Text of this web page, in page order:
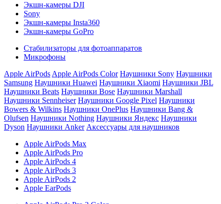
Экшн-камеры DJI
Sony
Экшн-камеры Insta360
Экшн-камеры GoPro
Стабилизаторы для фотоаппаратов
Микрофоны
Apple AirPods Apple AirPods Color Наушники Sony Наушники
Samsung Наушники Huawei Наушники Xiaomi Наушники JBL
Наушники Beats Наушники Bose Наушники Marshall
Наушники Sennheiser Наушники Google Pixel Наушники
Bowers & Wilkins Наушники OnePlus Наушники Bang &
Olufsen Наушники Nothing Наушники Яндекс Наушники
Dyson Наушники Anker Аксессуары для наушников
Apple AirPods Max
Apple AirPods Pro
Apple AirPods 4
Apple AirPods 3
Apple AirPods 2
Apple EarPods